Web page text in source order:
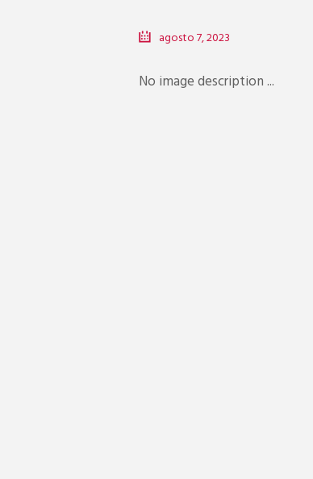
agosto 7, 2023
No image description ...